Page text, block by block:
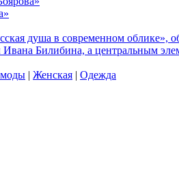
душа в современном облике»,
Билибина, а центральным
| Женская | Одежда